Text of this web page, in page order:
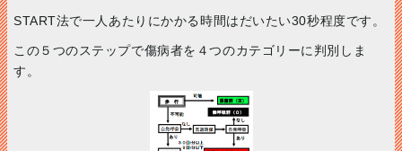
START法で一人あたりにかかる時間はだいたい30秒程度です。
この５つのステップで傷病者を４つのカテゴリーに判別しま
す。